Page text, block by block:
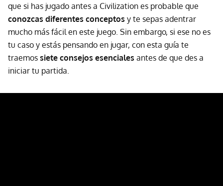
que si has jugado antes a Civilization es probable que
conozcas diferentes conceptos y te sepas adentrar
mucho más fácil en este juego. Sin embargo, si ese no es
tu caso y estás pensando en jugar, con esta guía te
traemos siete consejos esenciales antes de que des a
iniciar tu partida.